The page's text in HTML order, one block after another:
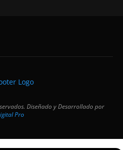
Diseñado y Desarrollado por
Pro